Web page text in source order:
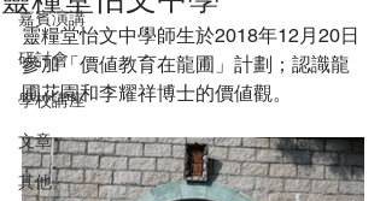
嘉賓演講
研討會
學校講座
文章
其他
靈糧堂怡文中學師生於2018年12月20日
參加「價値教育在龍圃」計劃；認識龍
圃花園和李耀祥博士的價値觀。